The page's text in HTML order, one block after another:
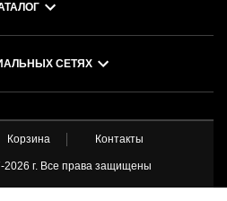
СЕТЯХ
Корзина Контакты
2026 г. Все права защищены